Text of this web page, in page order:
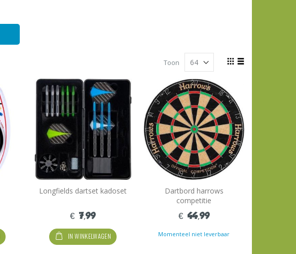
Tonen
Toon
Longfields dartset kadoset
€ 7,99
IN WINKELWAGEN
Dartbord harrows
competitie
€ 44,99
Momenteel niet leverbaar